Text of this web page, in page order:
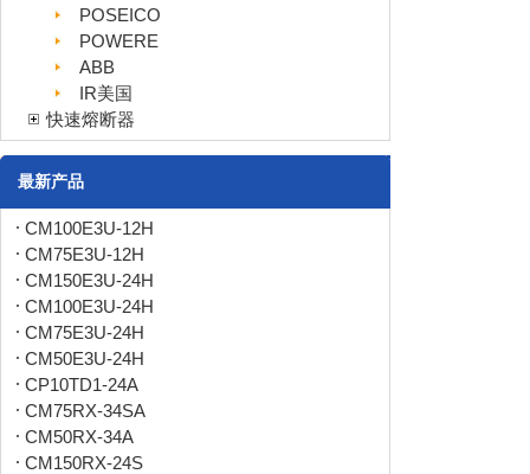
POSEICO
POWERE
ABB
IR美国
快速熔断器
最新产品
CM100E3U-12H
CM75E3U-12H
CM150E3U-24H
CM100E3U-24H
CM75E3U-24H
CM50E3U-24H
CP10TD1-24A
CM75RX-34SA
CM50RX-34A
CM150RX-24S